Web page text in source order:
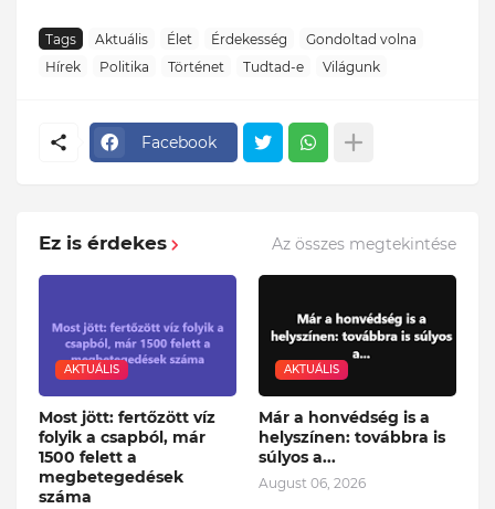
Tags Aktuális Élet Érdekesség
Gondoltad volna
Hírek
Politika Történet Tudtad-e Világunk
Facebook
Ez is érdekes Az összes megtekintése
AKTUÁLIS
Most jött: fertőzött víz
folyik a csapból, már
1500 felett a
megbetegedések
száma
AKTUÁLIS
Már a honvédség is a
helyszínen: továbbra is
súlyos a...
August 06, 2026